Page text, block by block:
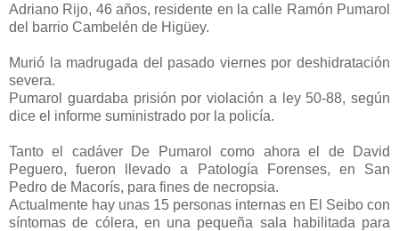
Adriano Rijo, 46 años, residente en la calle Ramón Pumarol
del barrio Cambelén de Higüey.
Murió la madrugada del pasado viernes por deshidratación
severa.
Pumarol guardaba prisión por violación a ley 50-88, según
dice el informe suministrado por la policía.
Tanto el cadáver De Pumarol como ahora el de David
Peguero, fueron llevado a Patología Forenses, en San
Pedro de Macorís, para fines de necropsia.
Actualmente hay unas 15 personas internas en El Seibo con
síntomas de cólera, en una pequeña sala habilitada para